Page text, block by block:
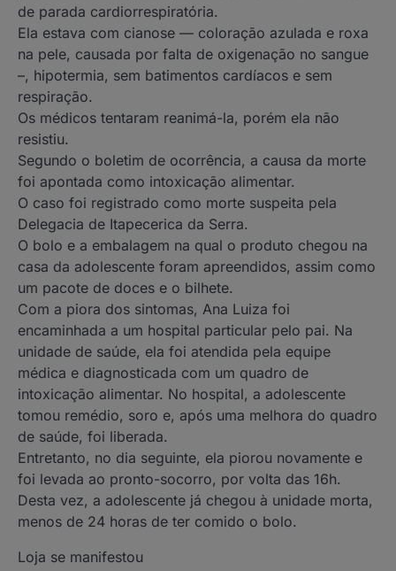
de parada cardiorrespiratória.
Ela estava com cianose — coloração azulada e roxa
na pele, causada por falta de oxigenação no sangue
–, hipotermia, sem batimentos cardíacos e sem
respiração.
Os médicos tentaram reanimá-la, porém ela não
resistiu.
Segundo o boletim de ocorrência, a causa da morte
foi apontada como intoxicação alimentar.
O caso foi registrado como morte suspeita pela
Delegacia de Itapecerica da Serra.
O bolo e a embalagem na qual o produto chegou na
casa da adolescente foram apreendidos, assim como
um pacote de doces e o bilhete.
Com a piora dos sintomas, Ana Luiza foi
encaminhada a um hospital particular pelo pai. Na
unidade de saúde, ela foi atendida pela equipe
médica e diagnosticada com um quadro de
intoxicação alimentar. No hospital, a adolescente
tomou remédio, soro e, após uma melhora do quadro
de saúde, foi liberada.
Entretanto, no dia seguinte, ela piorou novamente e
foi levada ao pronto-socorro, por volta das 16h.
Desta vez, a adolescente já chegou à unidade morta,
menos de 24 horas de ter comido o bolo.
Loja se manifestou